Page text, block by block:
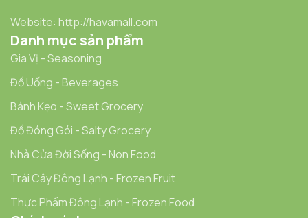
Website: http://havamall.com
Danh mục sản phẩm
Gia Vị - Seasoning
Đồ Uống - Beverages
Bánh Kẹo - Sweet Grocery
Đồ Đóng Gói - Salty Grocery
Nhà Cửa Đời Sống - Non Food
Trái Cây Đông Lạnh - Frozen Fruit
Thực Phẩm Đông Lạnh - Frozen Food